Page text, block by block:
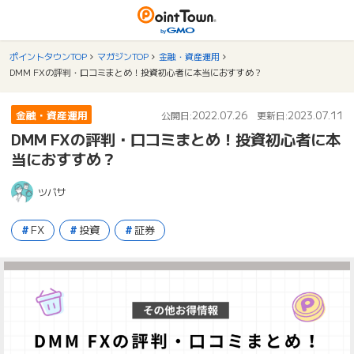
ポイントタウンTOP マガジンTOP
金融・資産運用
DMM FXの評判・口コミまとめ！投資初心者に本当におすすめ？
金融・資産運用 公開日:2022.07.26 更新日:2023.07.11
DMM FXの評判・口コミまとめ！投資初心者に本
当におすすめ？
ツバサ
FX 投資 証券